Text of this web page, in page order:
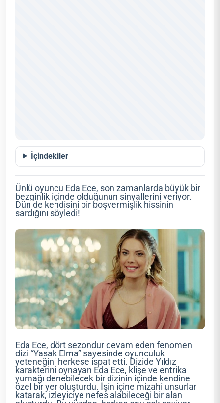
İçindekiler
Ünlü oyuncu Eda Ece, son zamanlarda büyük bir
bezginlik içinde olduğunun sinyallerini veriyor.
Dün de kendisini bir boşvermişlik hissinin
sardığını söyledi!
Eda Ece, dört sezondur devam eden fenomen
dizi “Yasak Elma” sayesinde oyunculuk
yeteneğini herkese ispat etti. Dizide Yıldız
karakterini oynayan Eda Ece, klişe ve entrika
yumağı denebilecek bir dizinin içinde kendine
özel bir yer oluşturdu. İşin içine mizahi unsurlar
katarak, izleyiciye nefes alabileceği bir alan